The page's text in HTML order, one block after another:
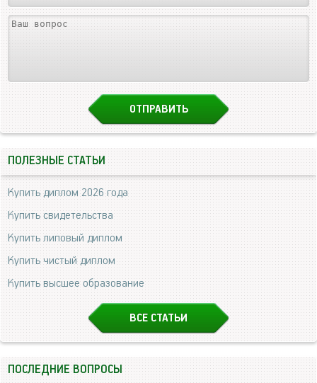
ПОЛЕЗНЫЕ СТАТЬИ
Купить диплом 2026 года
Купить свидетельства
Купить липовый диплом
Купить чистый диплом
Купить высшее образование
ВСЕ СТАТЬИ
ПОСЛЕДНИЕ ВОПРОСЫ